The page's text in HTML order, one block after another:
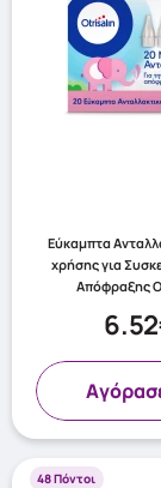
Εύκαμπτα
χρήσης για
Απόφραξης
48 Πόντοι